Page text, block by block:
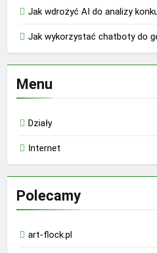
Jak wdrożyć AI do analizy
Jak wykorzystać chatboty do
Menu
Działy
Internet
Polecamy
art-flock.pl